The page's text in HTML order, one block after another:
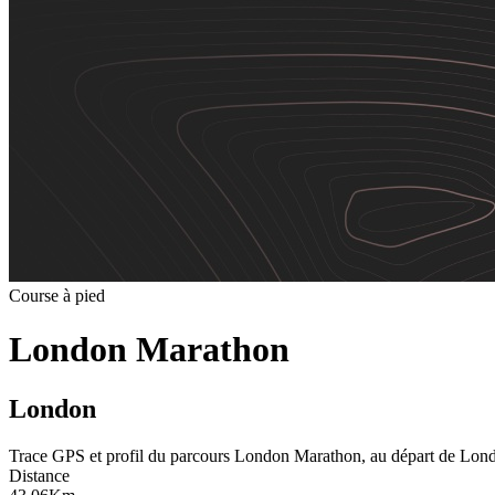
Course à pied
London Marathon
London
Trace GPS et profil du parcours London Marathon, au départ de
Distance